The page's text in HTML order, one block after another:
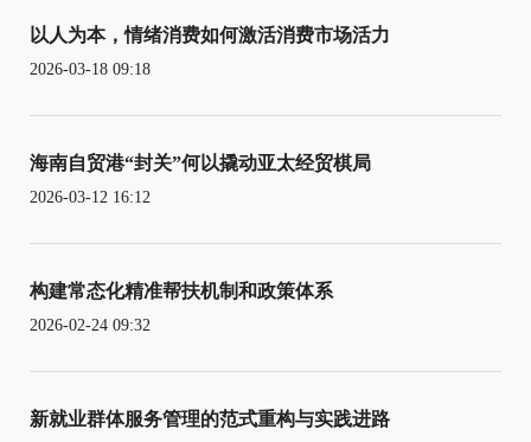
以人为本，情绪消费如何激活消费市场活力
2026-03-18 09:18
海南自贸港“封关”何以撬动亚太经贸棋局
2026-03-12 16:12
构建常态化精准帮扶机制和政策体系
2026-02-24 09:32
新就业群体服务管理的范式重构与实践进路